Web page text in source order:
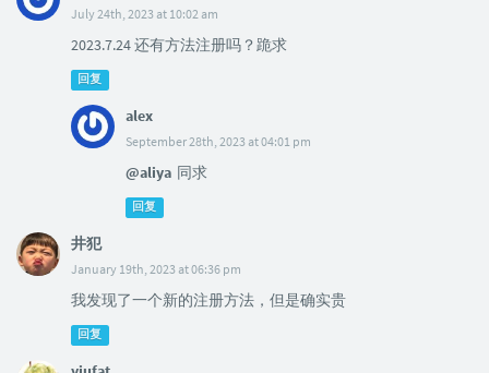
July 24th, 2023 at 10:02 am
2023.7.24 还有方法注册吗？跪求
回复
alex
September 28th, 2023 at 04:01 pm
@aliya 同求
回复
井犯
January 19th, 2023 at 06:36 pm
我发现了一个新的注册方法，但是确实贵
回复